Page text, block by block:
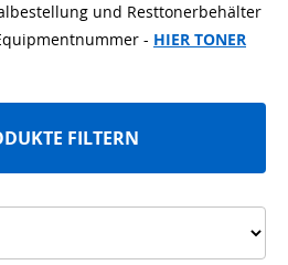
und Resttonerbehälter
- HIER TONER
FILTERN